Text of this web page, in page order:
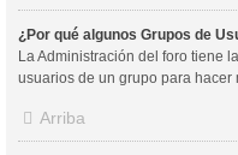
¿Por qué algunos Grupos de
La Administración del foro tiene
usuarios de un grupo para hacer
Arriba